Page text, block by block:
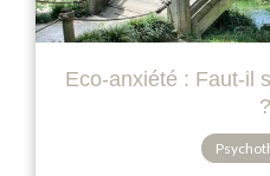
Eco-anxiété : Faut-il
?